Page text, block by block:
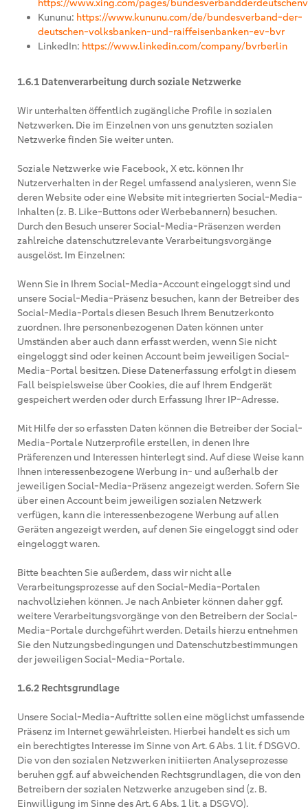
https://www.xing.com/pages/
Kununu: https://www.kununu.com/de/bundesverband-der-
deutschen-volksbanken-und-raiffeisenbanken-ev-bvr
LinkedIn: https://www.linkedin.com/company/bvrberlin
1.6.1 Datenverarbeitung durch soziale Netzwerke
Wir unterhalten öffentlich zugängliche Profile in sozialen
Netzwerken. Die im Einzelnen von uns genutzten sozialen
Netzwerke finden Sie weiter unten.
Soziale Netzwerke wie Facebook, X etc. können Ihr
Nutzerverhalten in der Regel umfassend analysieren, wenn Sie
deren Website oder eine Website mit integrierten Social-Media-
Inhalten (z. B. Like-Buttons oder Werbebannern) besuchen.
Durch den Besuch unserer Social-Media-Präsenzen werden
zahlreiche datenschutzrelevante Verarbeitungsvorgänge
ausgelöst. Im Einzelnen:
Wenn Sie in Ihrem Social-Media-Account eingeloggt sind und
unsere Social-Media-Präsenz besuchen, kann der Betreiber des
Social-Media-Portals diesen Besuch Ihrem Benutzerkonto
zuordnen. Ihre personenbezogenen Daten können unter
Umständen aber auch dann erfasst werden, wenn Sie nicht
eingeloggt sind oder keinen Account beim jeweiligen Social-
Media-Portal besitzen. Diese Datenerfassung erfolgt in diesem
Fall beispielsweise über Cookies, die auf Ihrem Endgerät
gespeichert werden oder durch Erfassung Ihrer IP-Adresse.
Mit Hilfe der so erfassten Daten können die Betreiber der Social-
Media-Portale Nutzerprofile erstellen, in denen Ihre
Präferenzen und Interessen hinterlegt sind. Auf diese Weise kann
Ihnen interessenbezogene Werbung in- und außerhalb der
jeweiligen Social-Media-Präsenz angezeigt werden. Sofern Sie
über einen Account beim jeweiligen sozialen Netzwerk
verfügen, kann die interessenbezogene Werbung auf allen
Geräten angezeigt werden, auf denen Sie eingeloggt sind oder
eingeloggt waren.
Bitte beachten Sie außerdem, dass wir nicht alle
Verarbeitungsprozesse auf den Social-Media-Portalen
nachvollziehen können. Je nach Anbieter können daher ggf.
weitere Verarbeitungsvorgänge von den Betreibern der Social-
Media-Portale durchgeführt werden. Details hierzu entnehmen
Sie den Nutzungsbedingungen und Datenschutzbestimmungen
der jeweiligen Social-Media-Portale.
1.6.2 Rechtsgrundlage
Unsere Social-Media-Auftritte sollen eine möglichst umfassende
Präsenz im Internet gewährleisten. Hierbei handelt es sich um
ein berechtigtes Interesse im Sinne von Art. 6 Abs. 1 lit. f DSGVO.
Die von den sozialen Netzwerken initiierten Analyseprozesse
beruhen ggf. auf abweichenden Rechtsgrundlagen, die von den
Betreibern der sozialen Netzwerke anzugeben sind (z. B.
Einwilligung im Sinne des Art. 6 Abs. 1 lit. a DSGVO).